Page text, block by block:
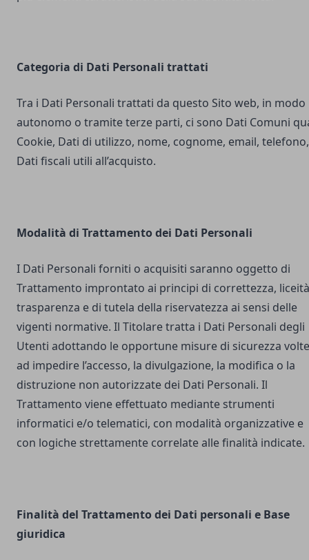
Categoria di Dati Personali trattati
Tra i Dati Personali trattati da questo Sito web, in modo
autonomo o tramite terze parti, ci sono Dati Comuni
Cookie, Dati di utilizzo, nome, cognome, email, telefono,
Dati fiscali utili all’acquisto.
Modalità di Trattamento dei Dati Personali
I Dati Personali forniti o acquisiti saranno oggetto di
Trattamento improntato ai principi di correttezza,
trasparenza e di tutela della riservatezza ai sensi delle
vigenti normative. Il Titolare tratta i Dati Personali degli
Utenti adottando le opportune misure di sicurezza volte
ad impedire l’accesso, la divulgazione, la modifica o la
distruzione non autorizzate dei Dati Personali. Il
Trattamento viene effettuato mediante strumenti
informatici e/o telematici, con modalità organizzative e
con logiche strettamente correlate alle finalità indicate.
Finalità del Trattamento dei Dati personali e Base
giuridica